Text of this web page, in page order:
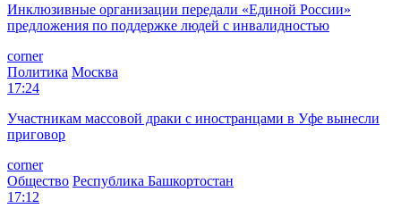
Инклюзивные организации передали «Единой России»
предложения по поддержке людей с инвалидностью
corner
Политика Москва
17:24
Участникам массовой драки с иностранцами в Уфе вынесли
приговор
corner
Общество Республика Башкортостан
17:12